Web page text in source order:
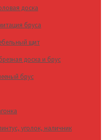
доска
бруса
щит
доска и брус
брус
уголок, наличник